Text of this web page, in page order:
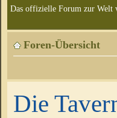
Das offizielle Forum zur Welt
Foren-Übersicht
Die